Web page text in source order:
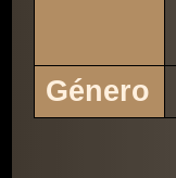
Género